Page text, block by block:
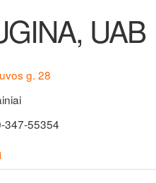
UAB
g. 28
347-55354